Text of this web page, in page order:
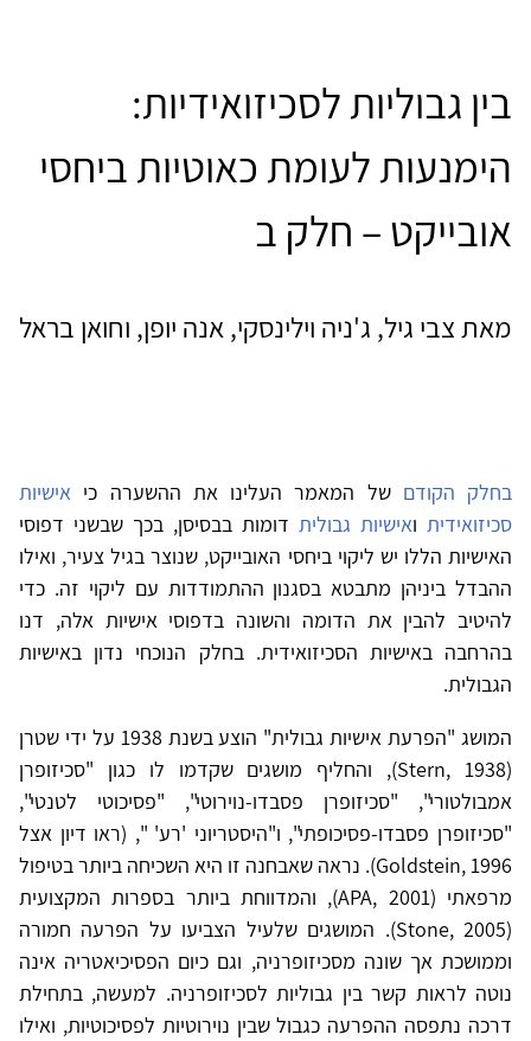
בין גבוליות לסכיזואידיות:
הימנעות לעומת כאוטיות ביחסי
אובייקט – חלק ב
מאת צבי גיל, ג'ניה וילינסקי, אנה יופן, וחואן בראל
בחלק הקודםשל המאמר העלינו את ההשערה כי אישיות
סכיזואידית ואישיות גבולית דומות בבסיסן, בכך שבשני דפוסי
האישיות הללו יש ליקוי ביחסי האובייקט, שנוצר בגיל צעיר, ואילו
ההבדל ביניהן מתבטא בסגנון ההתמודדות עם ליקוי זה. כדי
להיטיב להבין את הדומה והשונה בדפוסי אישיות אלה, דנו
בהרחבה באישיות הסכיזואידית. בחלק הנוכחי נדון באישיות
הגבולית.
המושג "הפרעת אישיות גבולית" הוצע בשנת 1938 על ידי שטרן
(Stern, 1938), והחליף מושגים שקדמו לו כגון "סכיזופרן
אמבולטורי", "סכיזופרן פסבדו-נוירוטי", "פסיכוטי לטנטי",
"סכיזופרן פסבדו-פסיכופתי", ו"היסטריוני 'רע' ", (ראו דיון אצל
Goldstein, 1996). נראה שאבחנה זו היא השכיחה ביותר בטיפול
מרפאתי (APA, 2001), והמדווחת ביותר בספרות המקצועית
(Stone, 2005). המושגים שלעיל הצביעו על הפרעה חמורה
וממושכת אך שונה מסכיזופרניה, וגם כיום הפסיכיאטריה אינה
נוטה לראות קשר בין גבוליות לסכיזופרניה. למעשה, בתחילת
דרכה נתפסה ההפרעה כגבול שבין נוירוטיות לפסיכוטיות, ואילו